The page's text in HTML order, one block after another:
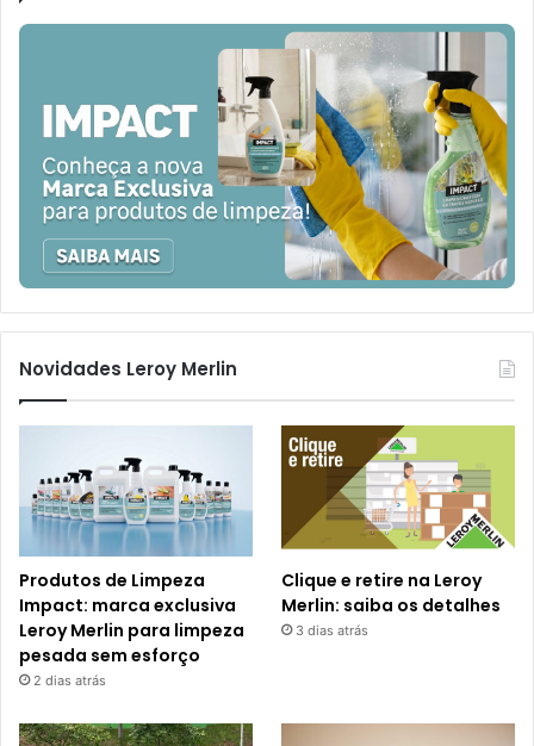
Novidades Leroy Merlin
Produtos de Limpeza
Impact: marca exclusiva
Leroy Merlin para limpeza
pesada sem esforço
2 dias atrás
Clique e retire na Leroy
Merlin: saiba os detalhes
3 dias atrás